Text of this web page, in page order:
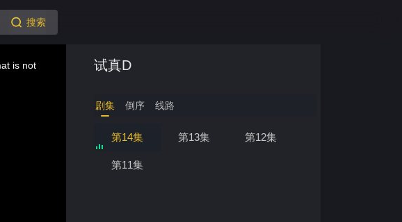
搜索
is not
试真D
剧集 倒序 线路
第14集 第13集 第12集
第11集